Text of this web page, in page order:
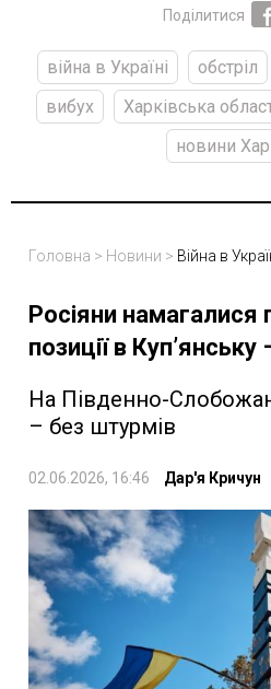
Поділитися
війна в Україні обстріл
вибух
Харківська
новини
Головна > Новини > Війна в
Росіяни
позиції в
На Південно-
– без штурмів
02.06.2026, 16:46 Дар'я Кричун